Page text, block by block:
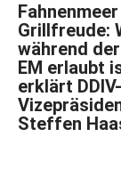
Grillfreude:
während
EM erlaubt
erklärt DDIV-
Steffen